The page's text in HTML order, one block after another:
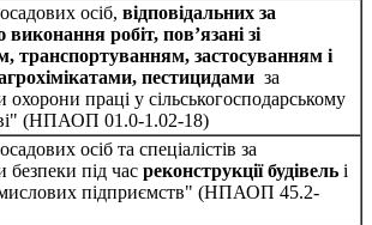
осіб, відповідальних за
виконання робіт, пов’язані зі
транспортуванням, застосуванням і
пестицидами за
праці у сільськогосподарському
(НПАОП 01.0-1.02-18)
осіб та спеціалістів за
під час реконструкції будівель і
підприємств" (НПАОП 45.2-